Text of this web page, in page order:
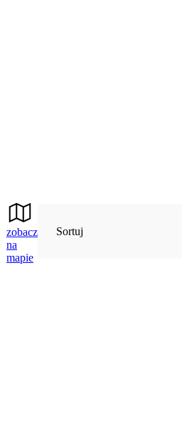
zobacz
na
mapie
Sortuj